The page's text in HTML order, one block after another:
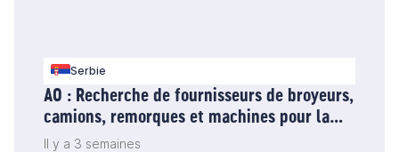
Serbie
AO : Recherche de fournisseurs de broyeurs,
camions, remorques et machines pour la
gestion de l'eau - Serbie
Il y a 3 semaines